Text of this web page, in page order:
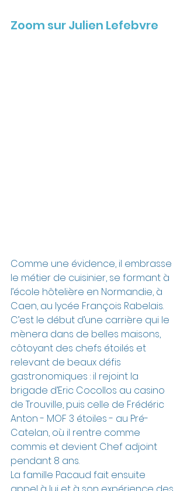
Zoom sur Julien Lefebvre
Comme une évidence, il embrasse
le métier de cuisinier, se formant à
l’école hôtelière en Normandie, à
Caen, au lycée François Rabelais.
C’est le début d’une carrière qui le
mènera dans de belles maisons,
côtoyant des chefs étoilés et
relevant de beaux défis
gastronomiques : il rejoint la
brigade d’Eric Cocollos au casino
de Trouville, puis celle de Frédéric
Anton - MOF 3 étoiles - au Pré-
Catelan, où il rentre comme
commis et devient Chef adjoint
pendant 8 ans.
La famille Pacaud fait ensuite